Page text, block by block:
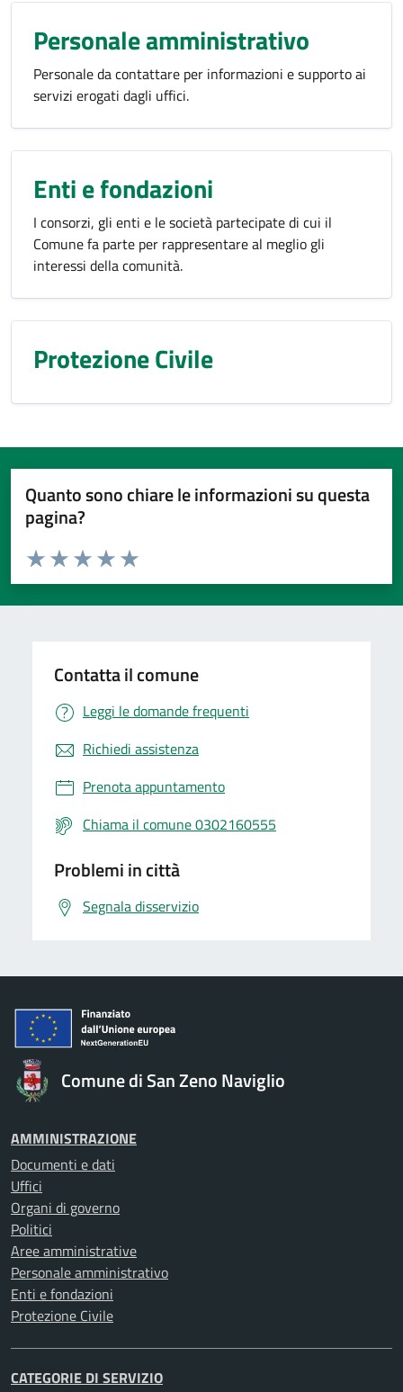
Personale amministrativo
Personale da contattare per informazioni e supporto ai
servizi erogati dagli uffici.
Enti e fondazioni
I consorzi, gli enti e le società partecipate di cui il
Comune fa parte per rappresentare al meglio gli
interessi della comunità.
Protezione Civile
Quanto sono chiare le informazioni su questa
pagina?
Valuta da 1 a 5 stelle la pagina
Valuta 5 stelle su 5
Valuta 4 stelle su 5
Valuta 3 stelle su 5
Valuta 2 stelle su 5
Valuta 1 stelle su 5
Contatta il comune
Leggi le domande frequenti
Richiedi assistenza
Prenota appuntamento
Chiama il comune 0302160555
Problemi in città
Segnala disservizio
Comune di San Zeno Naviglio
AMMINISTRAZIONE
Documenti e dati
Uffici
Organi di governo
Politici
Aree amministrative
Personale amministrativo
Enti e fondazioni
Protezione Civile
CATEGORIE DI SERVIZIO